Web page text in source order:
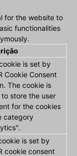
for the website to
functionalities
is set by
Cookie Consent
The cookie is
to store the user
for the cookies
category
is set by
cookie consent